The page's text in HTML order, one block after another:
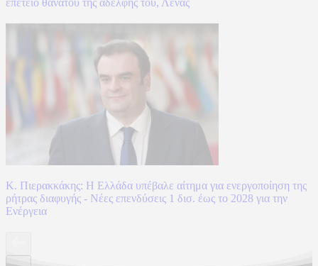
Κ. Πιερακκάκης: Η Ελλάδα υπέβαλε αίτημα για ενεργοποίηση της
ρήτρας διαφυγής - Νέες επενδύσεις 1 δισ. έως το 2028 για την
Ενέργεια